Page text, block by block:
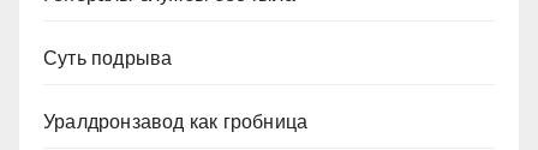
Суть подрыва
Уралдронзавод как гробница